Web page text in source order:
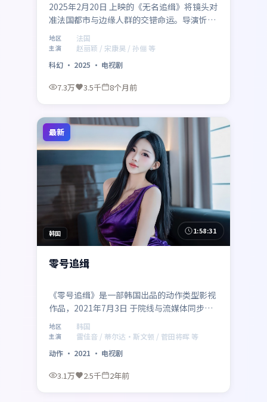
2025年2月20日 上映的《无名追缉》将镜头对
准法国都市与边缘人群的交错命运。导演忻钰
坤以冷峻叙事包裹温情内核，赵丽颖、宋康
昊、孙俪、陈坤共同演绎一段关于救赎与成长
的旅程，类型元素为科幻，适合喜欢强情节与
人物弧光的观众。
地区 法国
主演
赵丽颖 / 宋康昊 / 孙俪 等
科幻 · 2025 · 电视剧
7.3万 3.5千 8个月前
最新
韩国 1:58:31
零号追缉
《零号追缉》是一部韩国出品的动作类型影视
作品，2021年7月3日 于院线与流媒体同步与
观众见面。由李安执导，雷佳音、蒂尔达·斯
文顿领衔主演，菅田将晖等实力加盟。故事在
多重反转中推进，探讨信任与抉择，节奏紧
凑、视听风格鲜明。
地区 韩国
主演
雷佳音 / 蒂尔达·斯文顿 / 菅田将晖 等
动作 · 2021 · 电视剧
3.1万 2.5千 2年前